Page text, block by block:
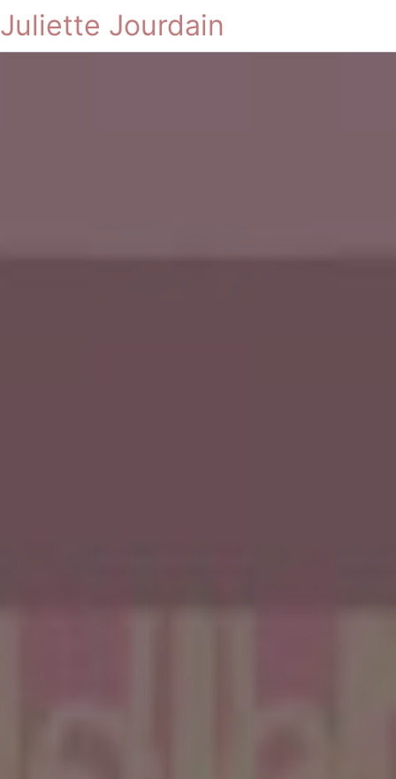
Juliette Jourdain